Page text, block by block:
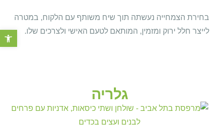
פתח
בחירת הצמחייה נעשתה תוך שיח משותף עם הלקוח, במטרה
לייצר חלל ירוק ומזמין, המותאם לטעם האישי ולצרכים שלו.
גלריה